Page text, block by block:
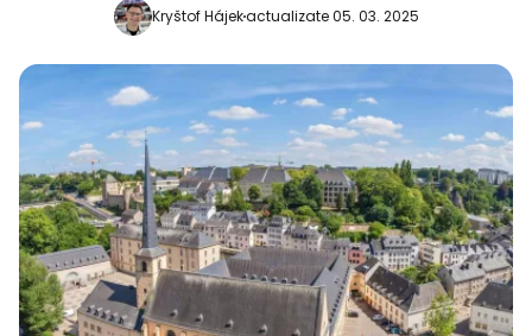
Kryštof Hájekactualizate 05. 03. 2025
Continuați cu Facebook
Continuați cu e-mailul